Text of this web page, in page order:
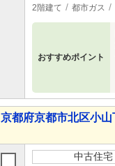
2階建て 都市ガス
おすすめポイント
京都府京都市北区小
中古住宅